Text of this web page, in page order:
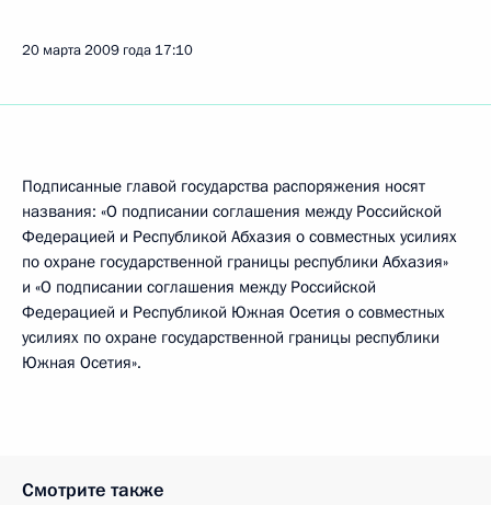
20 марта 2009 года 17:10
Подписанные главой государства распоряжения носят
названия: «О подписании соглашения между Российской
Федерацией и Республикой Абхазия о совместных усилиях
по охране государственной границы республики Абхазия»
и «О подписании соглашения между Российской
Федерацией и Республикой Южная Осетия о совместных
усилиях по охране государственной границы республики
Южная Осетия».
Смотрите также